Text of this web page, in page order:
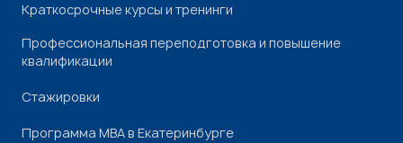
Краткосрочные курсы и тренинги
Профессиональная переподготовка и повышение
квалификации
Стажировки
Программа МВА в Екатеринбурге